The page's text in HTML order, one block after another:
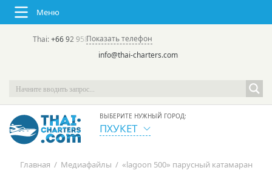
Меню
Thai:+66 92 958 8644(rus/eng) | в России:
Показать телефон
info@thai-charters.com
ВЫБЕРИТЕ НУЖНЫЙ ГОРОД:
ПХУКЕТ
Главная / Медиафайлы / «lagoon 500» парусный катамаран